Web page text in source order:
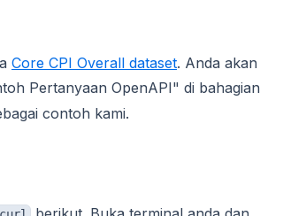
Core CPI Overall dataset(opens in a new tab)
. Anda akan
Pertanyaan OpenAPI" di bahagian
contoh kami.